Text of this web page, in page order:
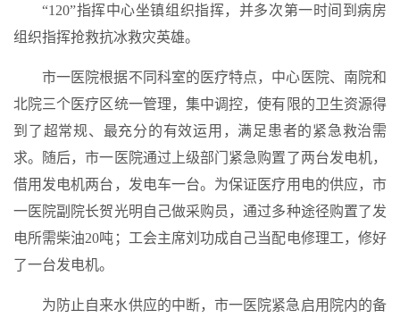
“120”指挥中心坐镇组织指挥，并多次第一时间到病房
组织指挥抢救抗冰救灾英雄。
市一医院根据不同科室的医疗特点，中心医院、南院和
北院三个医疗区统一管理，集中调控，使有限的卫生资源得
到了超常规、最充分的有效运用，满足患者的紧急救治需
求。随后，市一医院通过上级部门紧急购置了两台发电机，
借用发电机两台，发电车一台。为保证医疗用电的供应，市
一医院副院长贺光明自己做采购员，通过多种途径购置了发
电所需柴油20吨；工会主席刘功成自己当配电修理工，修好
了一台发电机。
为防止自来水供应的中断，市一医院紧急启用院内的备